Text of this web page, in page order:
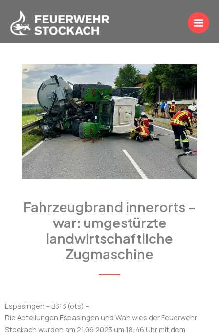
Inhalt
springen
Fahrzeugbrand innerorts –
war: umgestürzte
landwirtschaftliche
Zugmaschine
Espasingen – B313 (ots) –
Die Abteilungen Espasingen und Wahlwies der Feuerwehr
Stockach wurden am 21.06.2023 um 18:46 Uhr mit dem